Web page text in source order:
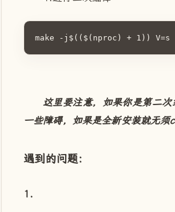
make -j$(($(nproc) + 1)) V=s
这里要注意，如果你是第二
一些障碍，如果是全新安装就无须
遇到的问题：
1.